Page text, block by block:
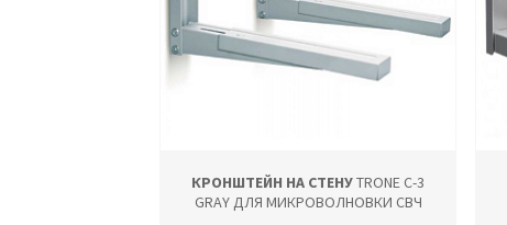
КРОНШТЕЙН НА СТЕНУTRONE С-3
GRAY ДЛЯ МИКРОВОЛНОВКИ СВЧ